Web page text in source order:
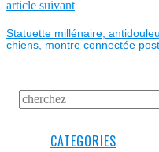
article suivantNext
Statuette millénaire,
chiens, montre connectée
CATEGORIES